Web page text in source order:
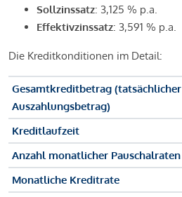
Sollzinssatz: 3,125 % p.a.
Effektivzinssatz: 3,591 % p.a.
Die Kreditkonditionen im Detail:
Gesamtkreditbetrag (tatsächlicher
Auszahlungsbetrag)
Kreditlaufzeit
Anzahl monatlicher Pauschalraten
Monatliche Kreditrate